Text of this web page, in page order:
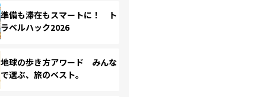
準備も滞在もスマートに！ ト
ラベルハック2026
地球の歩き方アワード みんな
で選ぶ、旅のベスト。